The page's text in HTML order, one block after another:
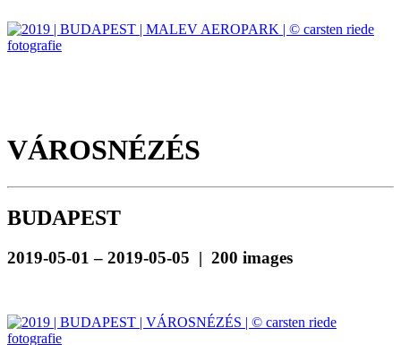
VÁROSNÉZÉS
BUDAPEST
2019-05-01 – 2019-05-05 | 200 images